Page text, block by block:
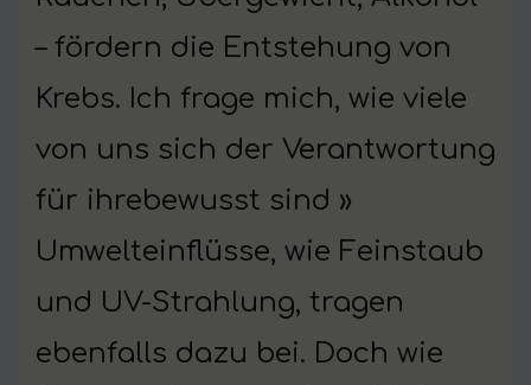
– fördern die Entstehung von
Krebs. Ich frage mich, wie viele
von uns sich der Verantwortung
für ihrebewusst sind »
Umwelteinflüsse, wie Feinstaub
und UV-Strahlung, tragen
ebenfalls dazu bei. Doch wie